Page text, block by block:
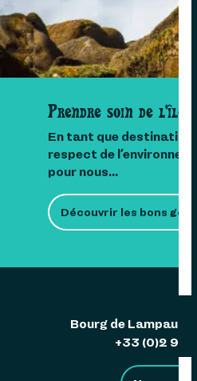
PLAN DU SITE
Prendre soin de l'île
En tant que destination
respect de
pour nous...
Découvrir les bons
Bourg de Lampaul
+33 (0)2 98